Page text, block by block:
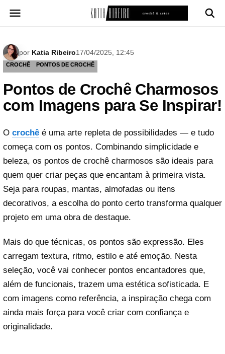
para
por Katia Ribeiro17/04/2025, 12:45
CROCHÊ PONTOS DE CROCHÊ
Pontos de Crochê Charmosos
com Imagens para Se Inspirar!
O crochê é uma arte repleta de possibilidades — e tudo
começa com os pontos. Combinando simplicidade e
beleza, os pontos de crochê charmosos são ideais para
quem quer criar peças que encantam à primeira vista.
Seja para roupas, mantas, almofadas ou itens
decorativos, a escolha do ponto certo transforma qualquer
projeto em uma obra de destaque.
Mais do que técnicas, os pontos são expressão. Eles
carregam textura, ritmo, estilo e até emoção. Nesta
seleção, você vai conhecer pontos encantadores que,
além de funcionais, trazem uma estética sofisticada. E
com imagens como referência, a inspiração chega com
ainda mais força para você criar com confiança e
originalidade.